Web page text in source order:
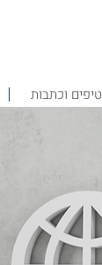
טיפים וכתבות